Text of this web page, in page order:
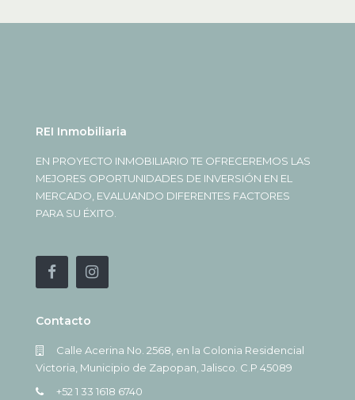
REI Inmobiliaria
EN PROYECTO INMOBILIARIO TE OFRECEREMOS LAS
MEJORES OPORTUNIDADES DE INVERSIÓN EN EL
MERCADO, EVALUANDO DIFERENTES FACTORES
PARA SU ÉXITO.
Contacto
Calle Acerina No. 2568, en la Colonia Residencial
Victoria, Municipio de Zapopan, Jalisco. C.P 45089
+52 1 33 1618 6740